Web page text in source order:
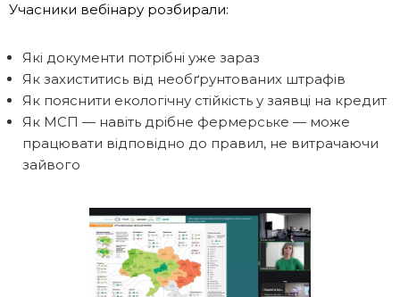
Учасники вебінару розбирали:
Які документи потрібні уже зараз
Як захиститись від необґрунтованих штрафів
Як пояснити екологічну стійкість у заявці на кредит
Як МСП — навіть дрібне фермерське — може
працювати відповідно до правил, не витрачаючи
зайвого